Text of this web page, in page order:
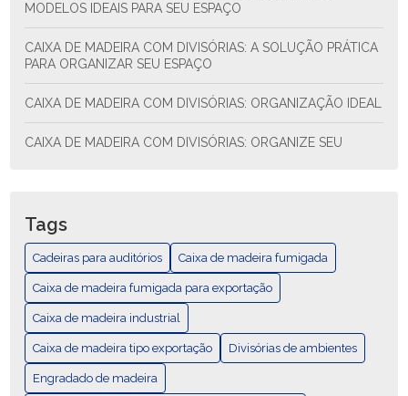
MODELOS IDEAIS PARA SEU ESPAÇO
CAIXA DE MADEIRA COM DIVISÓRIAS: A SOLUÇÃO PRÁTICA
PARA ORGANIZAR SEU ESPAÇO
CAIXA DE MADEIRA COM DIVISÓRIAS: ORGANIZAÇÃO IDEAL
CAIXA DE MADEIRA COM DIVISÓRIAS: ORGANIZE SEU
PARA ORGANIZAR SEU ESPAÇO
CAIXA DE MADEIRA EXPORTAÇÃO: COMO ESCOLHER E AS
MELHORES PRÁTICAS
CAIXA DE MADEIRA EXPORTAÇÃO: GUÍA COMPLETA
CAIXA DE MADEIRA FUMIGADA PARA EXPORTAÇÃO
CAIXA DE MADEIRA FUMIGADA: DESCUBRA SUAS
Tags
Cadeiras para auditórios Caixa de madeira fumigada
Caixa de madeira fumigada para exportação
Caixa de madeira industrial
Caixa de madeira tipo exportação Divisórias de ambientes
Engradado de madeira